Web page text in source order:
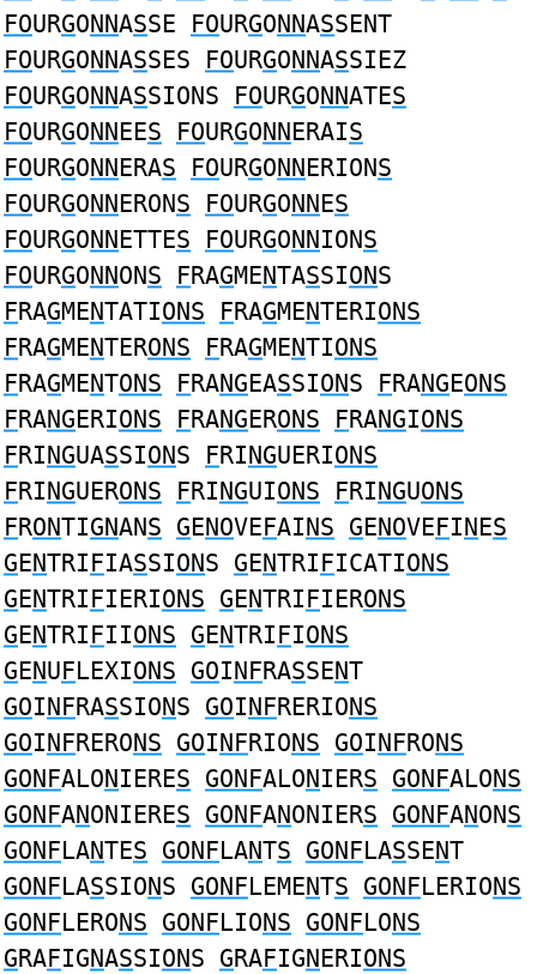
FOURGONNASSE FOURGONNASSENT
FOURGONNASSES FOURGONNASSIEZ
FOURGONNASSIONS FOURGONNATES
FOURGONNEES FOURGONNERAIS
FOURGONNERAS FOURGONNERIONS
FOURGONNERONS FOURGONNES
FOURGONNETTES FOURGONNIONS
FOURGONNONS FRAGMENTASSIONS
FRAGMENTATIONS FRAGMENTERIONS
FRAGMENTERONS FRAGMENTIONS
FRAGMENTONS FRANGEASSIONS FRANGEONS
FRANGERIONS FRANGERONS FRANGIONS
FRINGUASSIONS FRINGUERIONS
FRINGUERONS FRINGUIONS FRINGUONS
FRONTIGNANS GENOVEFAINS GENOVEFINES
GENTRIFIASSIONS GENTRIFICATIONS
GENTRIFIERIONS GENTRIFIERONS
GENTRIFIIONS GENTRIFIONS
GENUFLEXIONS GOINFRASSENT
GOINFRASSIONS GOINFRERIONS
GOINFRERONS GOINFRIONS GOINFRONS
GONFALONIERES GONFALONIERS GONFALONS
GONFANONIERES GONFANONIERS GONFANONS
GONFLANTES GONFLANTS GONFLASSENT
GONFLASSIONS GONFLEMENTS GONFLERIONS
GONFLERONS GONFLIONS GONFLONS
GRAFIGNASSIONS GRAFIGNERIONS